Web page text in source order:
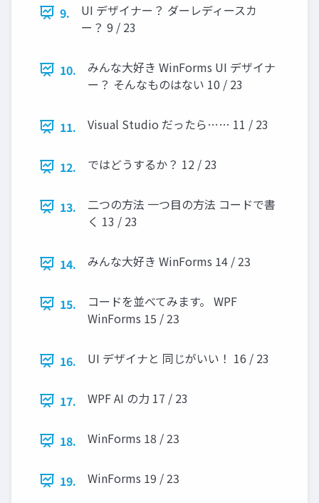
9.
UI デザイナー？ ダーレディースカ
ー？ 9 / 23
10.
みんな大好き WinForms UI デザイナ
ー？ そんなものはない 10 / 23
11. Visual Studio だったら…… 11 / 23
12. ではどうするか？ 12 / 23
13.
二つの方法 一つ目の方法 コードで書
く 13 / 23
14. みんな大好き WinForms 14 / 23
15.
コードを並べてみます。 WPF
WinForms 15 / 23
16. UI デザイナと 同じがいい！ 16 / 23
17. WPF AI の力 17 / 23
18. WinForms 18 / 23
19. WinForms 19 / 23